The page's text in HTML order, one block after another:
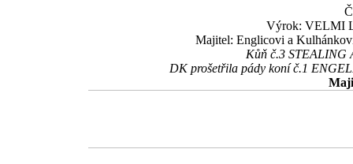
Výrok: VELMI
Majitel: Englicovi a
Kůň č.3 STEALING
DK prošetřila pády koní č.1